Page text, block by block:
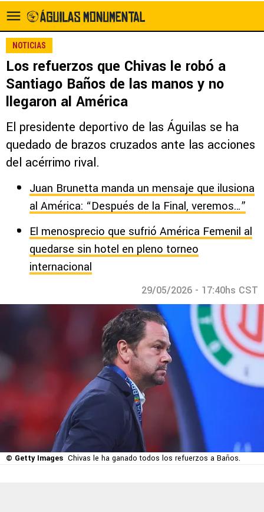
NOTICIAS
Los refuerzos que Chivas le robó a
Santiago Baños de las manos y no
llegaron al América
El presidente deportivo de las Águilas se ha
quedado de brazos cruzados ante las acciones
del acérrimo rival.
Juan Brunetta manda un mensaje que ilusiona
al América: “Después de la Final, veremos…”
El menosprecio que sufrió América Femenil al
quedarse sin hotel en pleno torneo
internacional
29/05/2026 - 17:40hs CST
© Getty Images Chivas le ha ganado todos los refuerzos a Baños.